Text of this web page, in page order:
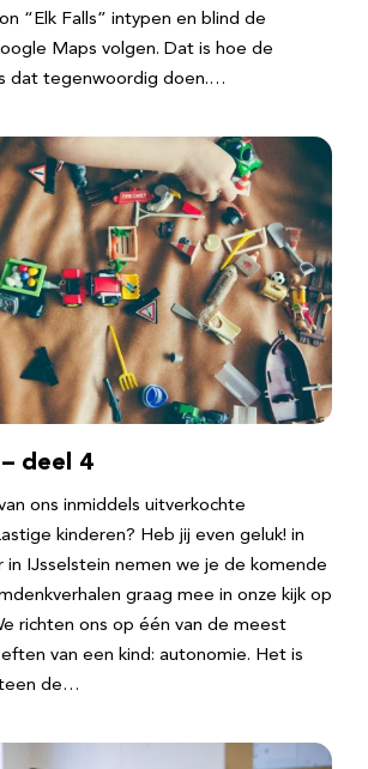
“Elk Falls” intypen en blind de
Maps volgen. Dat is hoe de
dat tegenwoordig doen.…
deel 4
ons inmiddels uitverkochte
kinderen? Heb jij even geluk! in
IJsselstein nemen we je de komende
graag mee in onze kijk op
richten ons op één van de meest
van een kind: autonomie. Het is
de…